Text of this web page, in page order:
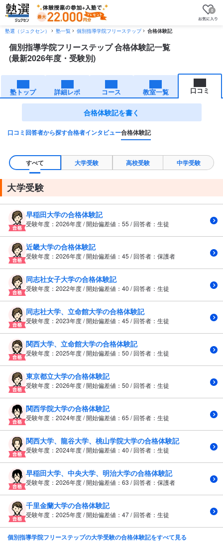
0
塾選（ジュクセン） 塾一覧 個別指導学院フリーステップ 合格体験記
個別指導学院フリーステップ 合格体験記一覧
(最新2026年度・受験別)
塾トップ 詳細レポ コース 教室一覧 口コミ
口コミ 回答者から探す合格者インタビュー合格体験記
合格体験記を書く
すべて 大学受験 高校受験 中学受験
大学受験
早稲田大学の合格体験記
受験年度：2026年度 / 開始偏差値：55 / 回答者：生徒
近畿大学の合格体験記
受験年度：2026年度 / 開始偏差値：45 / 回答者：保護者
同志社女子大学の合格体験記
受験年度：2022年度 / 開始偏差値：40 / 回答者：生徒
同志社大学、立命館大学の合格体験記
受験年度：2023年度 / 開始偏差値：45 / 回答者：生徒
関西大学、立命館大学の合格体験記
受験年度：2025年度 / 開始偏差値：50 / 回答者：生徒
東京都立大学の合格体験記
受験年度：2026年度 / 開始偏差値：50 / 回答者：生徒
関西学院大学の合格体験記
受験年度：2024年度 / 開始偏差値：65 / 回答者：生徒
関西大学、龍谷大学、桃山学院大学の合格体験記
受験年度：2024年度 / 開始偏差値：40 / 回答者：生徒
早稲田大学、中央大学、明治大学の合格体験記
受験年度：2026年度 / 開始偏差値：63 / 回答者：保護者
千里金蘭大学の合格体験記
受験年度：2025年度 / 開始偏差値：47 / 回答者：生徒
個別指導学院フリーステップの大学受験の合格体験記をすべて見る